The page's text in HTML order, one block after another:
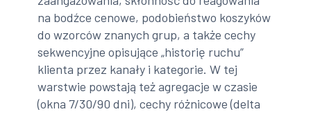
na bodźce cenowe, podobieństwo koszyków
do wzorców znanych grup, a także cechy
sekwencyjne opisujące „historię ruchu”
klienta przez kanały i kategorie. W tej
warstwie powstają też agregacje w czasie
(okna 7/30/90 dni), cechy różnicowe (delta